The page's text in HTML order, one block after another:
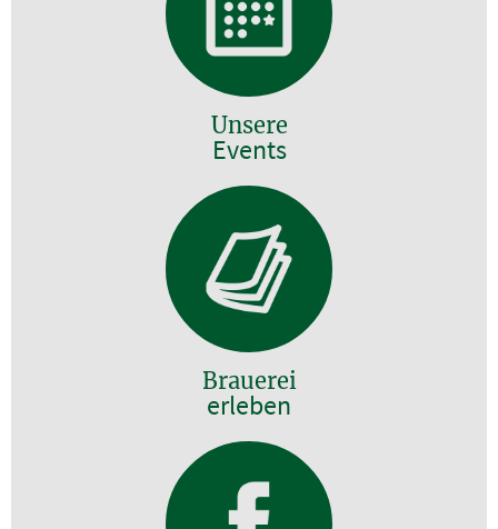
Unsere
Events
Brauerei
erleben